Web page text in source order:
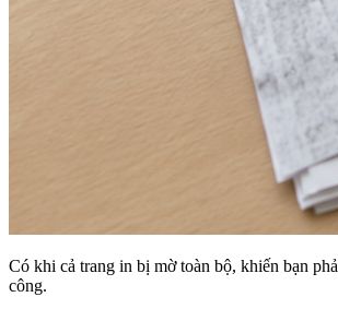
Có khi cả trang in bị mờ toàn bộ, khiến bạn
công.